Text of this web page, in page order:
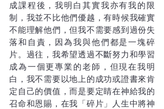
成課程後，我明白其實我亦有我的限
制，我並不比他們優越，有時候我確實
不能理解他們，但我不需要感到過份失
落和自責，因為我與他們都是一塊碎
片。過往，我希望透過不斷努力和學習
成為一個更專業的老師，但現在我明
白，我不需要以地上的成功或證書來肯
定自己的價值，而是要定睛在神給我的
召命和恩賜，在我「碎片」人生中將神